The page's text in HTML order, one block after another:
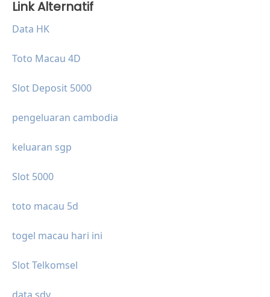
Link Alternatif
Data HK
Toto Macau 4D
Slot Deposit 5000
pengeluaran cambodia
keluaran sgp
Slot 5000
toto macau 5d
togel macau hari ini
Slot Telkomsel